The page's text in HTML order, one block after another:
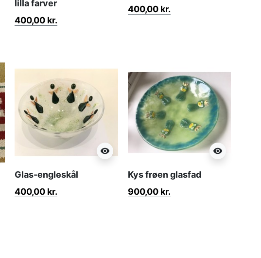
lilla farver
400,00 kr.
400,00 kr.
visibility
Glas-engleskål
400,00 kr.
visibility
Kys frøen glasfad
900,00 kr.